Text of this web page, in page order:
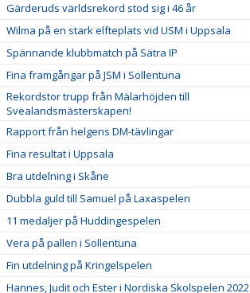
Gärderuds världsrekord stod sig i 46 år
Wilma på en stark elfteplats vid USM i Uppsala
Spännande klubbmatch på Sätra IP
Fina framgångar på JSM i Sollentuna
Rekordstor trupp från Mälarhöjden till
Svealandsmästerskapen!
Rapport från helgens DM-tävlingar
Fina resultat i Uppsala
Bra utdelning i Skåne
Dubbla guld till Samuel på Laxaspelen
11 medaljer på Huddingespelen
Vera på pallen i Sollentuna
Fin utdelning på Kringelspelen
Hannes, Judit och Ester i Nordiska Skolspelen 2022